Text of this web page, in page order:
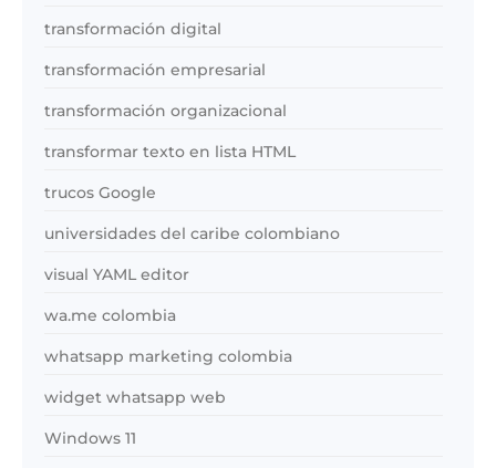
transformación digital
transformación empresarial
transformación organizacional
transformar texto en lista HTML
trucos Google
universidades del caribe colombiano
visual YAML editor
wa.me colombia
whatsapp marketing colombia
widget whatsapp web
Windows 11